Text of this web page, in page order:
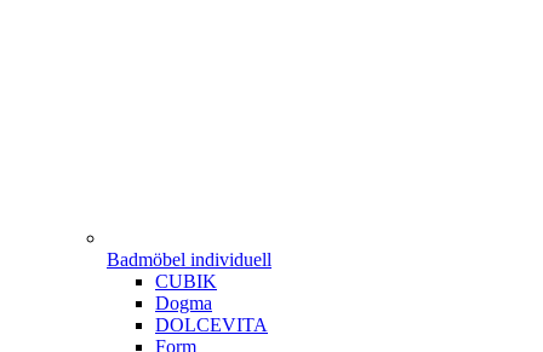
Badmöbel individuell
CUBIK
Dogma
DOLCEVITA
Form